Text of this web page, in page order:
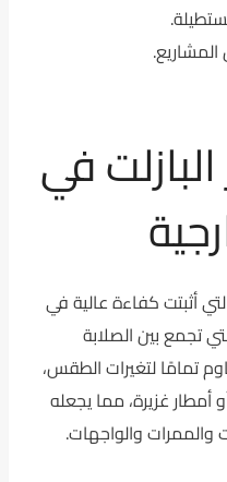
في
أثبتت كفاءة عالية في
تجمع بين الصلابة
تمامًا لتغيرات الطقس،
أمطار غزيرة، مما يجعله
والممرات والواجهات.